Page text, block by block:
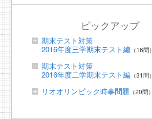
ピックアップ
期末テスト対策
2016年度三学期末テスト編（16問）
期末テスト対策
2016年度二学期末テスト編（31問）
リオオリンピック時事問題 （20問）